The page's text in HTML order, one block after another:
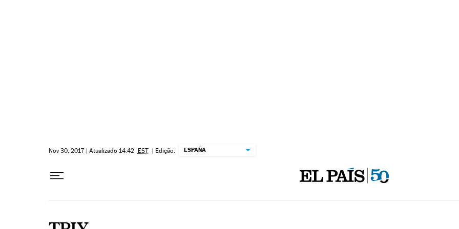
Nov 30, 2017 | Atualizado 14:42 EST | Edição: ESPAÑA